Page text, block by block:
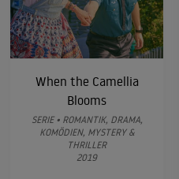
When the Camellia
Blooms
SERIE • ROMANTIK, DRAMA,
KOMÖDIEN, MYSTERY &
THRILLER
2019